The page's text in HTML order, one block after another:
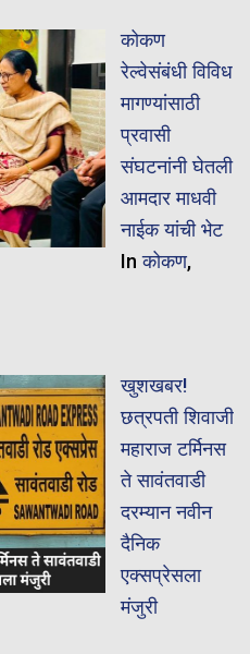
कोकण
रेल्वेसंबंधी विविध
मागण्यांसाठी
प्रवासी
संघटनांनी घेतली
आमदार माधवी
नाईक यांची भेट
Inकोकण,
खुशखबर!
छत्रपती शिवाजी
महाराज टर्मिनस
ते सावंतवाडी
दरम्यान नवीन
दैनिक
एक्सप्रेसला
मंजुरी